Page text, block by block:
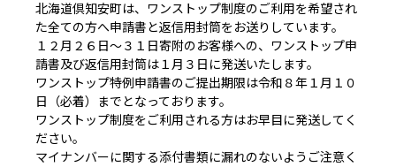
北海道倶知安町は、ワンストップ制度のご利用を希望され
た全ての方へ申請書と返信用封筒をお送りしています。
１２月２６日～３１日寄附のお客様への、ワンストップ申
請書及び返信用封筒は１月３日に発送いたします。
ワンストップ特例申請書のご提出期限は令和８年１月１０
日（必着）までとなっております。
ワンストップ制度をご利用される方はお早目に発送してく
ださい。
マイナンバーに関する添付書類に漏れのないようご注意く